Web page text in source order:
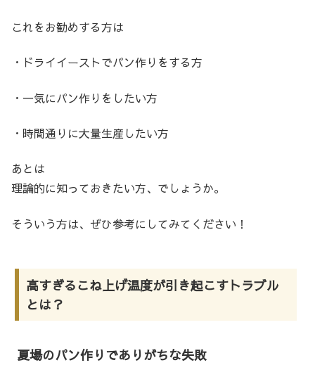
これをお勧めする方は
・ドライイーストでパン作りをする方
・一気にパン作りをしたい方
・時間通りに大量生産したい方
あとは
理論的に知っておきたい方、でしょうか。
そういう方は、ぜひ参考にしてみてください！
高すぎるこね上げ温度が引き起こすトラブル
とは？
夏場のパン作りでありがちな失敗